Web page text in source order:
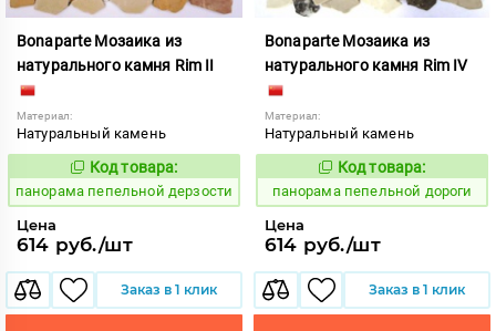
Bonaparte Мозаика из
натурального камня Rim II
Материал:
Натуральный камень
540020
Код товара:
панорама пепельной дерзости
Цена
614 руб./шт
Заказ в 1 клик
Bonaparte Мозаика из
натурального камня Rim IV
Материал:
Натуральный камень
540022
Код товара:
панорама пепельной дороги
Цена
614 руб./шт
Заказ в 1 клик